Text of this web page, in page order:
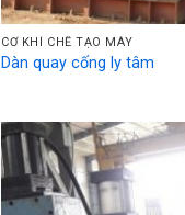
CƠ KHÍ CHẾ TẠO MÁY
Dàn quay cống ly tâm